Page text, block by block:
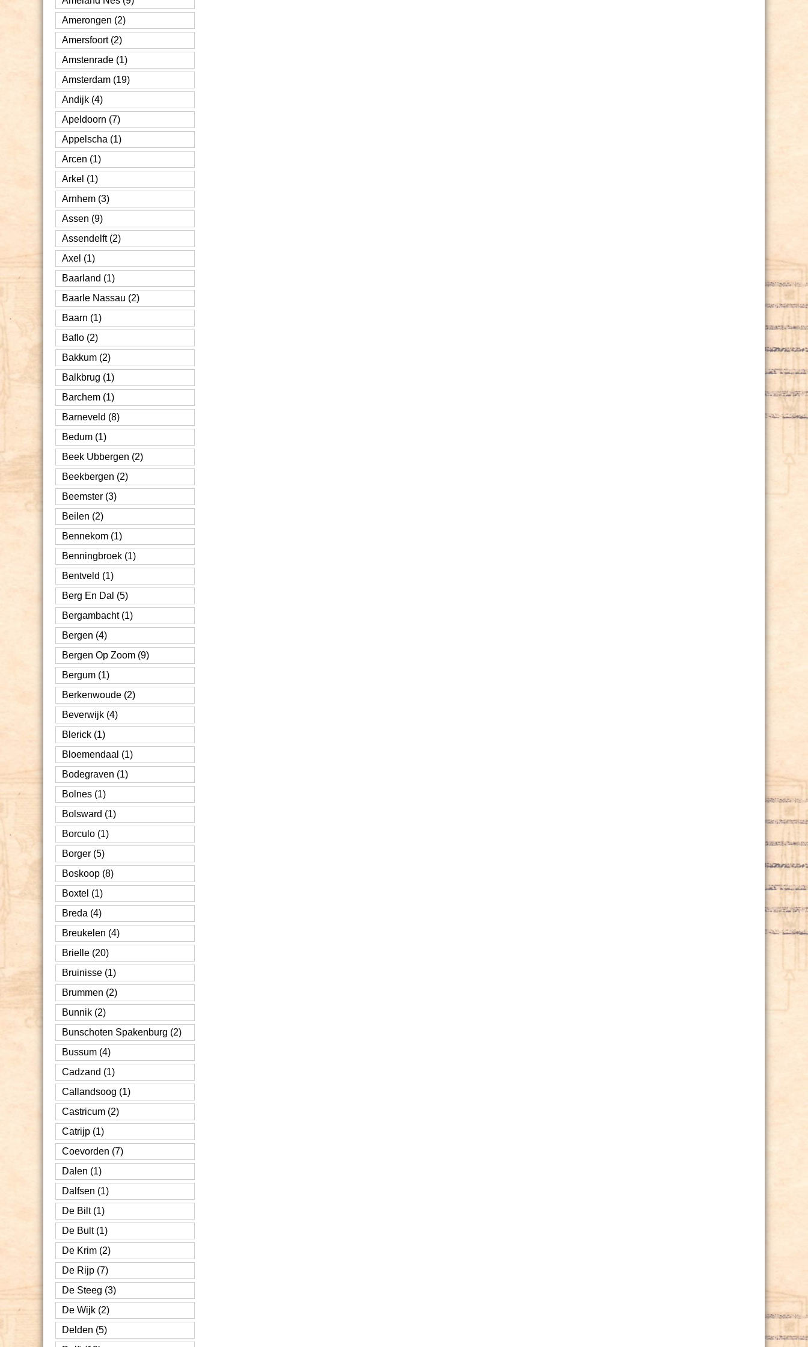
Amerongen (2)
Amersfoort (2)
Amstenrade (1)
Amsterdam (19)
Andijk (4)
Apeldoorn (7)
Appelscha (1)
Arcen (1)
Arkel (1)
Arnhem (3)
Assen (9)
Assendelft (2)
Axel (1)
Baarland (1)
Baarle Nassau (2)
Baarn (1)
Baflo (2)
Bakkum (2)
Balkbrug (1)
Barchem (1)
Barneveld (8)
Bedum (1)
Beek Ubbergen (2)
Beekbergen (2)
Beemster (3)
Beilen (2)
Bennekom (1)
Benningbroek (1)
Bentveld (1)
Berg En Dal (5)
Bergambacht (1)
Bergen (4)
Bergen Op Zoom (9)
Bergum (1)
Berkenwoude (2)
Beverwijk (4)
Blerick (1)
Bloemendaal (1)
Bodegraven (1)
Bolnes (1)
Bolsward (1)
Borculo (1)
Borger (5)
Boskoop (8)
Boxtel (1)
Breda (4)
Breukelen (4)
Brielle (20)
Bruinisse (1)
Brummen (2)
Bunnik (2)
Bunschoten Spakenburg (2)
Bussum (4)
Cadzand (1)
Callandsoog (1)
Castricum (2)
Catrijp (1)
Coevorden (7)
Dalen (1)
Dalfsen (1)
De Bilt (1)
De Bult (1)
De Krim (2)
De Rijp (7)
De Steeg (3)
De Wijk (2)
Delden (5)